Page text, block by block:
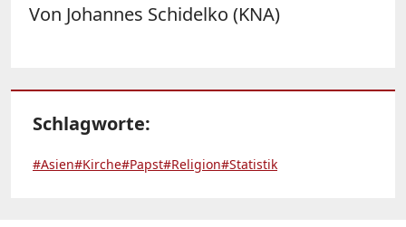
Von Johannes Schidelko (KNA)
Schlagworte:
#Asien#Kirche#Papst#Religion#Statistik